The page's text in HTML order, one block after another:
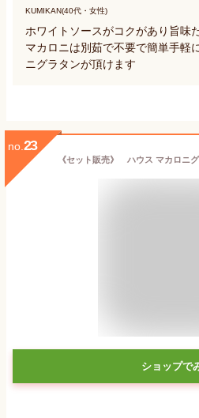
KUMIKAN(40代・女性)
ホワイトソースがコクがあり旨味
マカロニは別茹で不要で簡単手軽
ニグラタンが頂けます
no. 23
ショップで